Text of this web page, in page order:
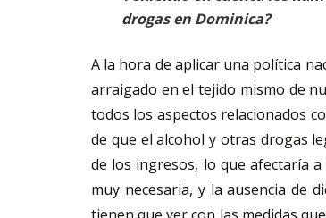
drogas en Dominica?
A la hora de aplicar una política
arraigado en el tejido mismo de
todos los aspectos relacionados
de que el alcohol y otras drogas
de los ingresos, lo que afectaría
muy necesaria, y la ausencia de